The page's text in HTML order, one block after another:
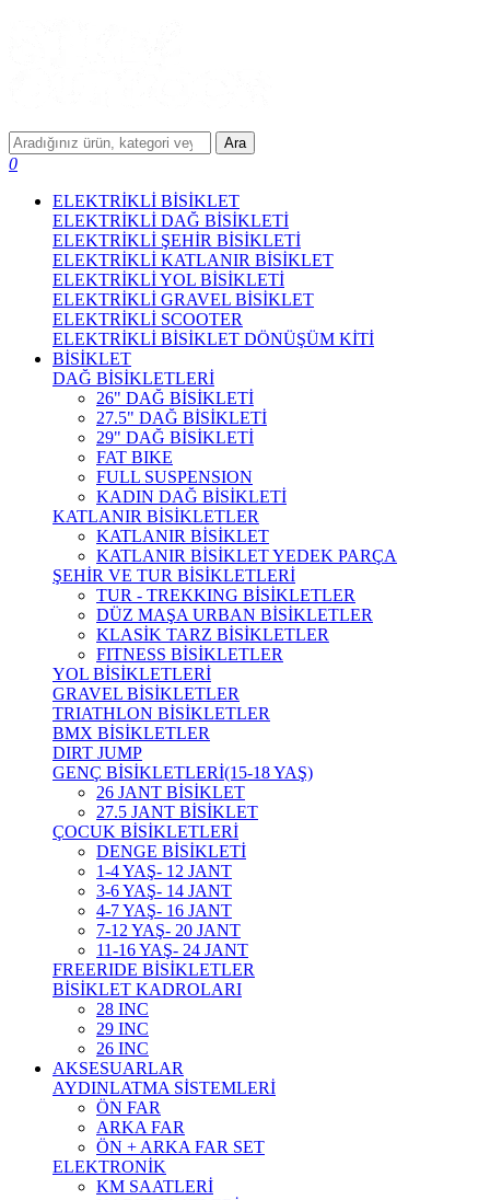
Ara
0
ELEKTRİKLİ BİSİKLET
ELEKTRİKLİ DAĞ BİSİKLETİ
ELEKTRİKLİ ŞEHİR BİSİKLETİ
ELEKTRİKLİ KATLANIR BİSİKLET
ELEKTRİKLİ YOL BİSİKLETİ
ELEKTRİKLİ GRAVEL BİSİKLET
ELEKTRİKLİ SCOOTER
ELEKTRİKLİ BİSİKLET DÖNÜŞÜM KİTİ
BİSİKLET
DAĞ BİSİKLETLERİ
26" DAĞ BİSİKLETİ
27.5" DAĞ BİSİKLETİ
29" DAĞ BİSİKLETİ
FAT BIKE
FULL SUSPENSION
KADIN DAĞ BİSİKLETİ
KATLANIR BİSİKLETLER
KATLANIR BİSİKLET
KATLANIR BİSİKLET YEDEK PARÇA
ŞEHİR VE TUR BİSİKLETLERİ
TUR - TREKKING BİSİKLETLER
DÜZ MAŞA URBAN BİSİKLETLER
KLASİK TARZ BİSİKLETLER
FITNESS BİSİKLETLER
YOL BİSİKLETLERİ
GRAVEL BİSİKLETLER
TRIATHLON BİSİKLETLER
BMX BİSİKLETLER
DIRT JUMP
GENÇ BİSİKLETLERİ(15-18 YAŞ)
26 JANT BİSİKLET
27.5 JANT BİSİKLET
ÇOCUK BİSİKLETLERİ
DENGE BİSİKLETİ
1-4 YAŞ- 12 JANT
3-6 YAŞ- 14 JANT
4-7 YAŞ- 16 JANT
7-12 YAŞ- 20 JANT
11-16 YAŞ- 24 JANT
FREERIDE BİSİKLETLER
BİSİKLET KADROLARI
28 INC
29 INC
26 INC
AKSESUARLAR
AYDINLATMA SİSTEMLERİ
ÖN FAR
ARKA FAR
ÖN + ARKA FAR SET
ELEKTRONİK
KM SAATLERİ